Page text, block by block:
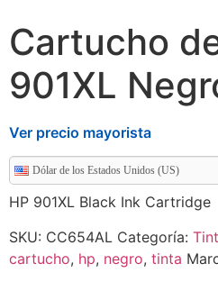
Cartucho
901XL
Ver precio mayorista
Dólar de los Estados Unidos (US)
HP 901XL Black Ink Cartridge
SKU: CC654AL Categoría:
cartucho, hp, negro, tinta